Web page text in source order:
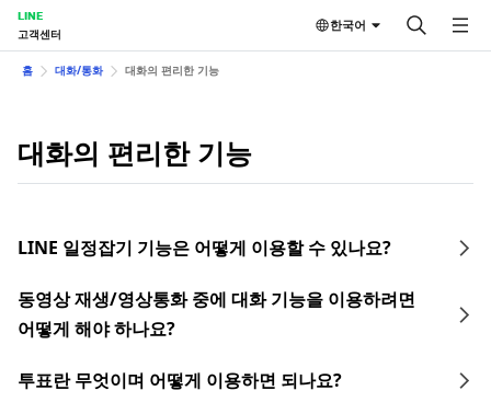
LINE
고객센터
한국어
홈 대화/통화 대화의 편리한 기능
대화의 편리한 기능
LINE 일정잡기 기능은 어떻게 이용할 수 있나요?
동영상 재생/영상통화 중에 대화 기능을 이용하려면
어떻게 해야 하나요?
투표란 무엇이며 어떻게 이용하면 되나요?